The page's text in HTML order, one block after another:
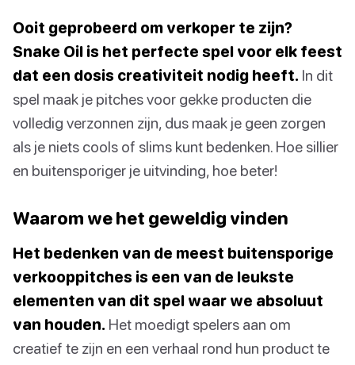
Ooit geprobeerd om verkoper te zijn?
Snake Oil is het perfecte spel voor elk feest
dat een dosis creativiteit nodig heeft. In dit
spel maak je pitches voor gekke producten die
volledig verzonnen zijn, dus maak je geen zorgen
als je niets cools of slims kunt bedenken. Hoe sillier
en buitensporiger je uitvinding, hoe beter!
Waarom we het geweldig vinden
Het bedenken van de meest buitensporige
verkooppitches is een van de leukste
elementen van dit spel waar we absoluut
van houden. Het moedigt spelers aan om
creatief te zijn en een verhaal rond hun product te